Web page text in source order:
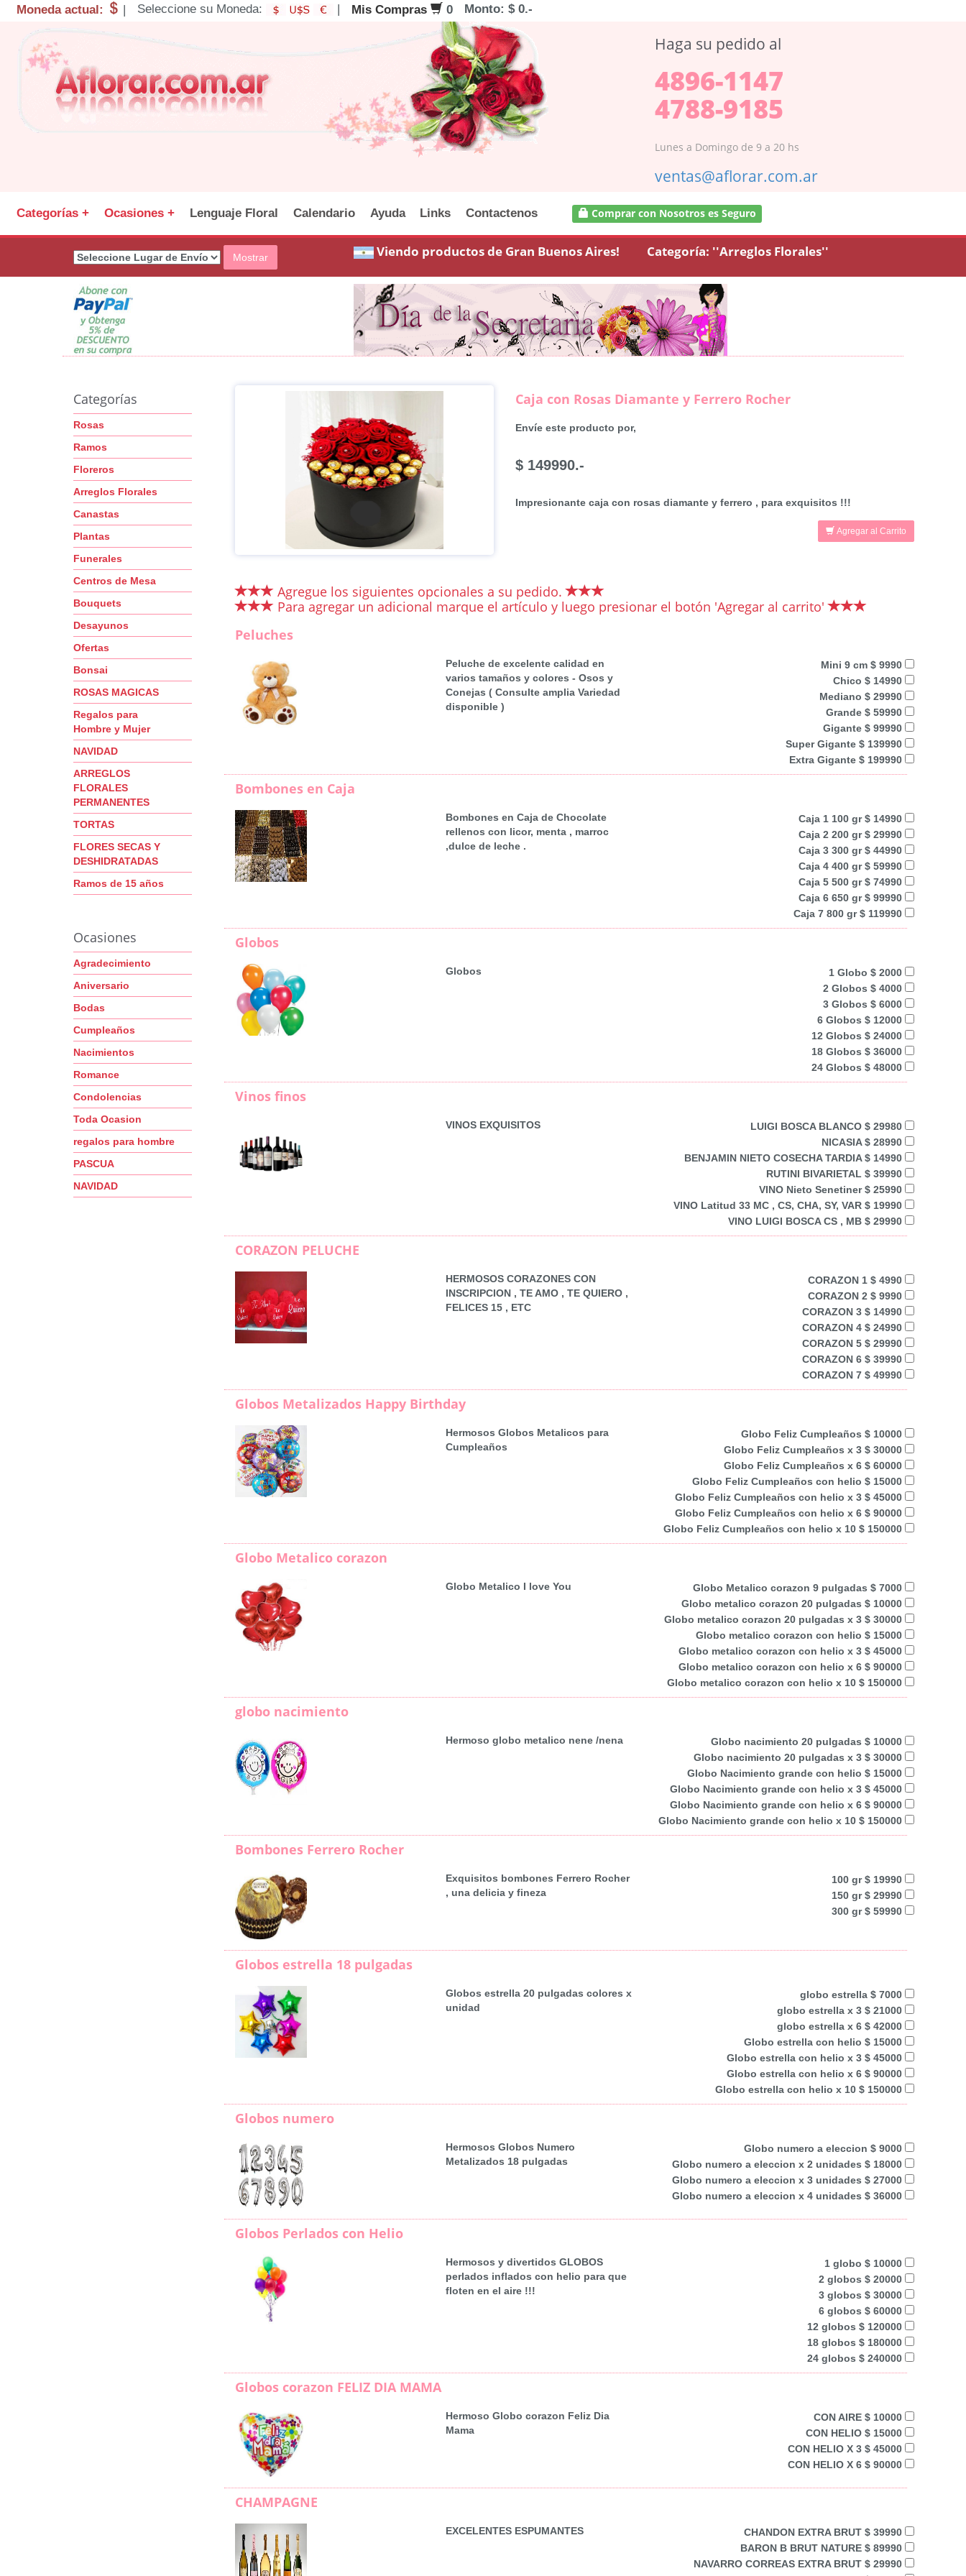
Moneda actual: | Seleccione su Moneda: | Mis Compras 0 Monto: $ 0.-
Haga su pedido al
4896-1147
4788-9185
Lunes a Domingo de 9 a 20 hs
ventas@aflorar.com.ar
Categorías + Ocasiones + Lenguaje Floral Calendario Ayuda Links Contactenos Comprar con Nosotros es Seguro
Mostrar Viendo productos de Gran Buenos Aires! Categoría: ''Arreglos Florales''
Categorías
Rosas
Ramos
Floreros
Arreglos Florales
Canastas
Plantas
Funerales
Centros de Mesa
Bouquets
Desayunos
Ofertas
Bonsai
ROSAS MAGICAS
Regalos para
Hombre y Mujer
NAVIDAD
ARREGLOS
FLORALES
PERMANENTES
TORTAS
FLORES SECAS Y
DESHIDRATADAS
Ramos de 15 años
Ocasiones
Agradecimiento
Aniversario
Bodas
Cumpleaños
Nacimientos
Romance
Condolencias
Toda Ocasion
regalos para hombre
PASCUA
NAVIDAD
Caja con Rosas Diamante y Ferrero Rocher
Envíe este producto por,
$ 149990.-
Impresionante caja con rosas diamante y ferrero , para exquisitos !!!
Agregar al Carrito
Agregue los siguientes opcionales a su pedido.
Para agregar un adicional marque el artículo y luego presionar el botón 'Agregar al carrito'
Peluches
Peluche de excelente calidad en
varios tamaños y colores - Osos y
Conejas ( Consulte amplia Variedad
disponible )
Mini 9 cm $ 9990
Chico $ 14990
Mediano $ 29990
Grande $ 59990
Gigante $ 99990
Super Gigante $ 139990
Extra Gigante $ 199990
Bombones en Caja
Bombones en Caja de Chocolate
rellenos con licor, menta , marroc
,dulce de leche .
Caja 1 100 gr $ 14990
Caja 2 200 gr $ 29990
Caja 3 300 gr $ 44990
Caja 4 400 gr $ 59990
Caja 5 500 gr $ 74990
Caja 6 650 gr $ 99990
Caja 7 800 gr $ 119990
Globos
Globos
1 Globo $ 2000
2 Globos $ 4000
3 Globos $ 6000
6 Globos $ 12000
12 Globos $ 24000
18 Globos $ 36000
24 Globos $ 48000
Vinos finos
VINOS EXQUISITOS
LUIGI BOSCA BLANCO $ 29980
NICASIA $ 28990
BENJAMIN NIETO COSECHA TARDIA $ 14990
RUTINI BIVARIETAL $ 39990
VINO Nieto Senetiner $ 25990
VINO Latitud 33 MC , CS, CHA, SY, VAR $ 19990
VINO LUIGI BOSCA CS , MB $ 29990
CORAZON PELUCHE
HERMOSOS CORAZONES CON
INSCRIPCION , TE AMO , TE QUIERO ,
FELICES 15 , ETC
CORAZON 1 $ 4990
CORAZON 2 $ 9990
CORAZON 3 $ 14990
CORAZON 4 $ 24990
CORAZON 5 $ 29990
CORAZON 6 $ 39990
CORAZON 7 $ 49990
Globos Metalizados Happy Birthday
Hermosos Globos Metalicos para
Cumpleaños
Globo Feliz Cumpleaños $ 10000
Globo Feliz Cumpleaños x 3 $ 30000
Globo Feliz Cumpleaños x 6 $ 60000
Globo Feliz Cumpleaños con helio $ 15000
Globo Feliz Cumpleaños con helio x 3 $ 45000
Globo Feliz Cumpleaños con helio x 6 $ 90000
Globo Feliz Cumpleaños con helio x 10 $ 150000
Globo Metalico corazon
Globo Metalico I love You
Globo Metalico corazon 9 pulgadas $ 7000
Globo metalico corazon 20 pulgadas $ 10000
Globo metalico corazon 20 pulgadas x 3 $ 30000
Globo metalico corazon con helio $ 15000
Globo metalico corazon con helio x 3 $ 45000
Globo metalico corazon con helio x 6 $ 90000
Globo metalico corazon con helio x 10 $ 150000
globo nacimiento
Hermoso globo metalico nene /nena
Globo nacimiento 20 pulgadas $ 10000
Globo nacimiento 20 pulgadas x 3 $ 30000
Globo Nacimiento grande con helio $ 15000
Globo Nacimiento grande con helio x 3 $ 45000
Globo Nacimiento grande con helio x 6 $ 90000
Globo Nacimiento grande con helio x 10 $ 150000
Bombones Ferrero Rocher
Exquisitos bombones Ferrero Rocher
, una delicia y fineza
100 gr $ 19990
150 gr $ 29990
300 gr $ 59990
Globos estrella 18 pulgadas
Globos estrella 20 pulgadas colores x
unidad
globo estrella $ 7000
globo estrella x 3 $ 21000
globo estrella x 6 $ 42000
Globo estrella con helio $ 15000
Globo estrella con helio x 3 $ 45000
Globo estrella con helio x 6 $ 90000
Globo estrella con helio x 10 $ 150000
Globos numero
Hermosos Globos Numero
Metalizados 18 pulgadas
Globo numero a eleccion $ 9000
Globo numero a eleccion x 2 unidades $ 18000
Globo numero a eleccion x 3 unidades $ 27000
Globo numero a eleccion x 4 unidades $ 36000
Globos Perlados con Helio
Hermosos y divertidos GLOBOS
perlados inflados con helio para que
floten en el aire !!!
1 globo $ 10000
2 globos $ 20000
3 globos $ 30000
6 globos $ 60000
12 globos $ 120000
18 globos $ 180000
24 globos $ 240000
Globos corazon FELIZ DIA MAMA
Hermoso Globo corazon Feliz Dia
Mama
CON AIRE $ 10000
CON HELIO $ 15000
CON HELIO X 3 $ 45000
CON HELIO X 6 $ 90000
CHAMPAGNE
EXCELENTES ESPUMANTES
CHANDON EXTRA BRUT $ 39990
BARON B BRUT NATURE $ 89990
NAVARRO CORREAS EXTRA BRUT $ 29990